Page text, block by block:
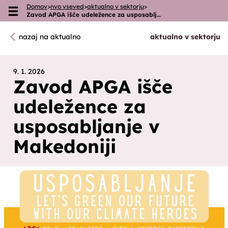
Skoči na vsebino
Domov>nvo vseved>aktualno v sektorju>
Zavod APGA išče udeležence za usposablj…
nazaj na aktualno aktualno v sektorju
9. 1. 2026
Zavod APGA išče
udeležence za
usposabljanje v
Makedoniji